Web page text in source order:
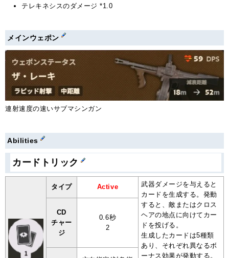
テレキネシスのダメージ *1.0
メインウェポン
連射速度の速いサブマシンガン
Abilities
カードトリック
タイプ Active
武器ダメージを与えると
カードを生成する。発動
すると、敵またはクロス
ヘアの地点に向けてカー
ドを投げる。
生成したカードは5種類
あり、それぞれ異なるボ
ーナス効果が発動する。
CD
チャー
ジ
0.6秒
2